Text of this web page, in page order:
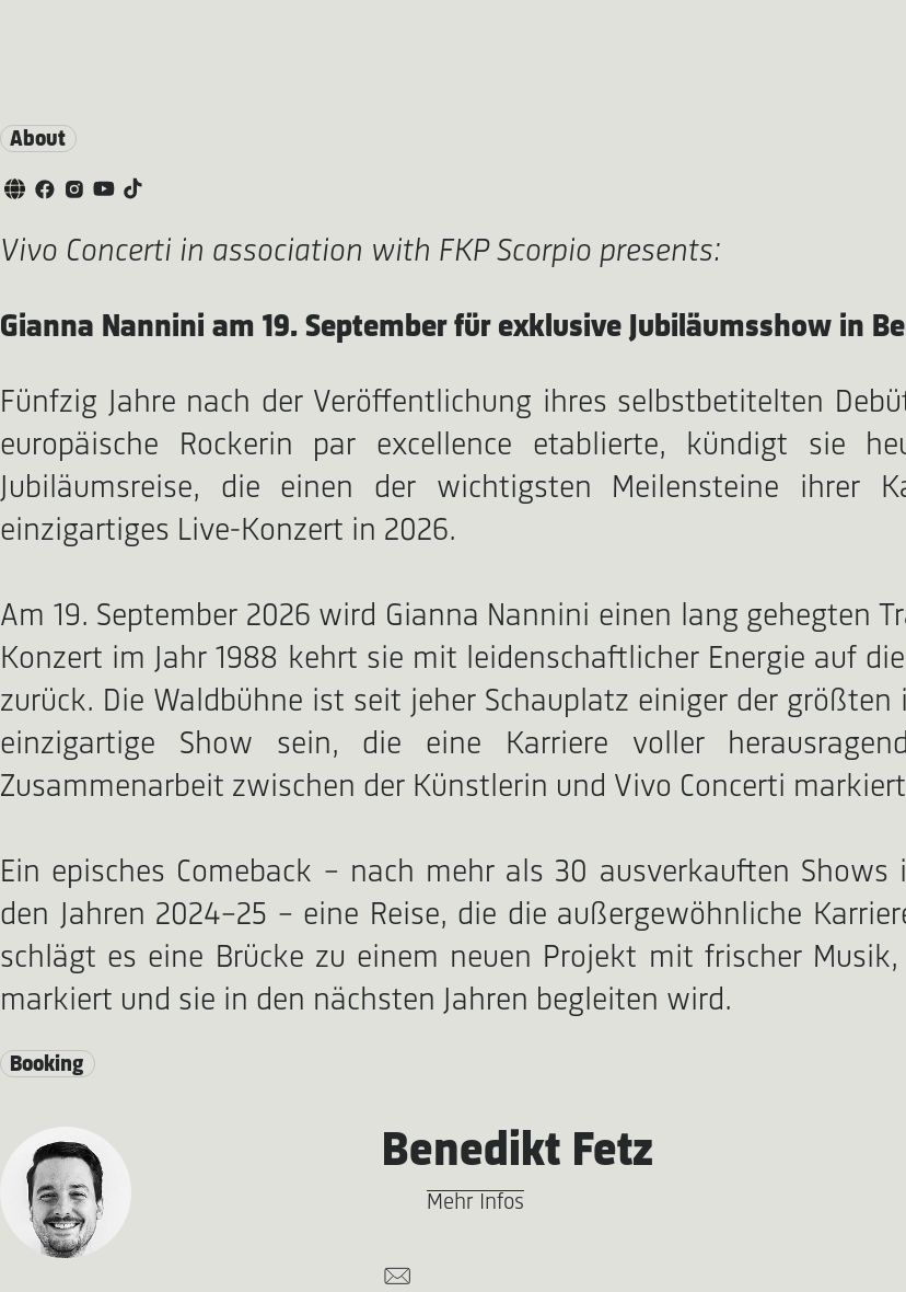
About
Vivo Concerti in association with FKP Scorpio presents:
Gianna Nannini am 19. September für exklusive Jubiläumsshow in
Fünfzig Jahre nach der Veröffentlichung ihres selbstbetitelten
europäische Rockerin par excellence etablierte, kündigt sie
Jubiläumsreise, die einen der wichtigsten Meilensteine ihrer
einzigartiges Live-Konzert in 2026.
Am 19. September 2026 wird Gianna Nannini einen lang gehegten
Konzert im Jahr 1988 kehrt sie mit leidenschaftlicher Energie auf
zurück. Die Waldbühne ist seit jeher Schauplatz einiger der
einzigartige Show sein, die eine Karriere voller
Zusammenarbeit zwischen der Künstlerin und Vivo Concerti
Ein episches Comeback – nach mehr als 30 ausverkauften
den Jahren 2024–25 – eine Reise, die die außergewöhnliche
schlägt es eine Brücke zu einem neuen Projekt mit frischer
markiert und sie in den nächsten Jahren begleiten wird.
Booking
Benedikt Fetz
Mehr Infos